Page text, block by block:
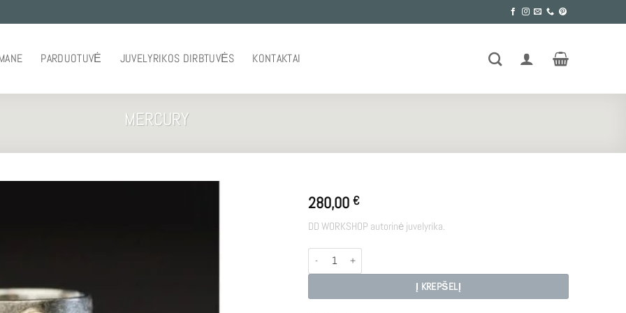
PARDUOTUVĖ JUVELYRIKOS DIRBTUVĖS KONTAKTAI
MERCURY
280,00 €
DD WORKSHOP autorinė juvelyrika.
produkto kiekis: MERCURY
Į KREPŠELĮ